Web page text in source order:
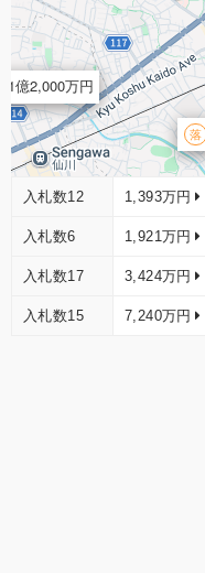
1億2,000万円
入札数12 1,393万円
入札数6 1,921万円
入札数17 3,424万円
入札数15 7,240万円